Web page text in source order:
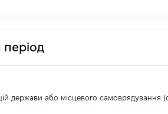
період
держави або місцевого самоврядування